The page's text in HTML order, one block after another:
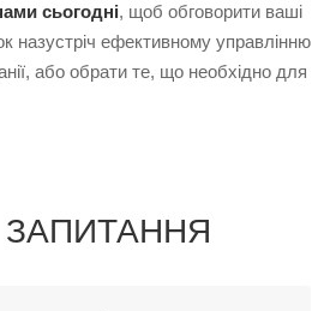
сьогодні, щоб обговорити ваші
назустріч ефективному управлінню
або обрати те, що необхідно для